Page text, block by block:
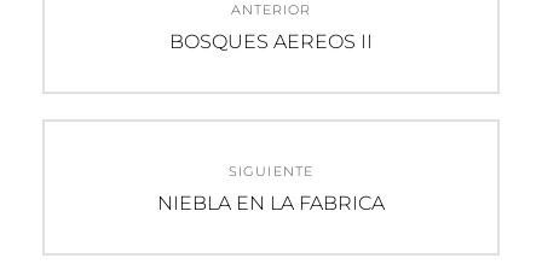
entradas
ANTERIOR
Entrada
BOSQUES AEREOS II
SIGUIENTE
Entrada
NIEBLA EN LA FABRICA